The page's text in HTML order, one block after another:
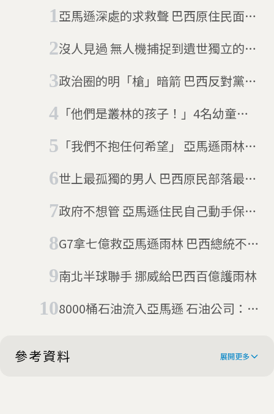
亞馬遜深處的求救聲 巴西原住民面臨
沒人見過 無人機捕捉到遺世獨立的亞
政治圈的明「槍」暗箭 巴西反對黨成
「他們是叢林的孩子！」4名幼童於
「我們不抱任何希望」 亞馬遜雨林七
世上最孤獨的男人 巴西原民部落最後
政府不想管 亞馬遜住民自己動手保護
G7拿七億救亞馬遜雨林 巴西總統不領
南北半球聯手 挪威給巴西百億護雨林
8000桶石油流入亞馬遜 石油公司：秘
參考資料 展開更多